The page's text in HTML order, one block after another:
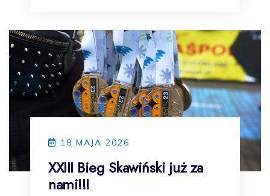
18 MAJA 2026
XXIII Bieg Skawiński już za
nami!!!